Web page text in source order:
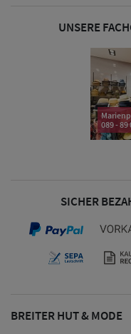
Damen
Bandana Caps
Sonnenschilder
Damen Caps
Großgrößen
(63-65 cm)
UNSERE
089 - 89
SICHER
BREITER HUT & MODE